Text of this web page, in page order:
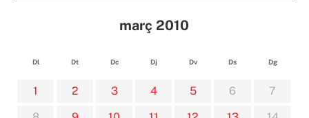
març 2010
Dl Dt Dc Dj Dv Ds Dg
1 2 3 4 5 6
7